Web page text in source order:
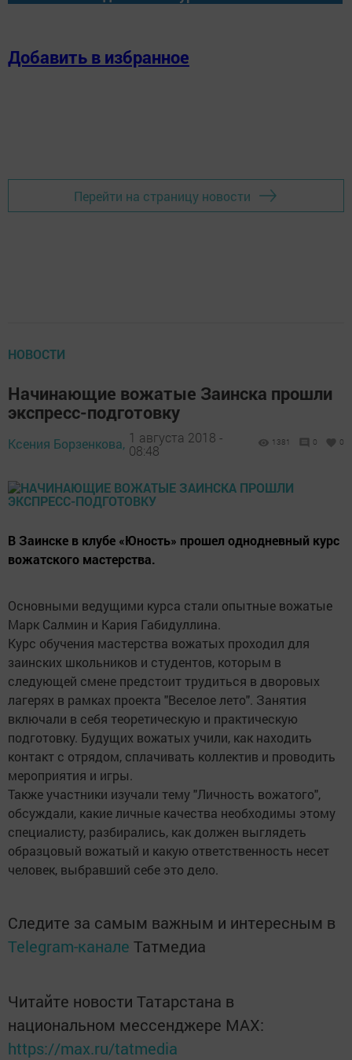
Добавить в избранное
Перейти на страницу новости
НОВОСТИ
Начинающие вожатые Заинска прошли
экспресс-подготовку
Ксения Борзенкова, 1 августа 2018 -
08:48
1381 0 0
В Заинске в клубе «Юность» прошел однодневный курс
вожатского мастерства.
Основными ведущими курса стали опытные вожатые
Марк Салмин и Кария Габидуллина.
Курс обучения мастерства вожатых проходил для
заинских школьников и студентов, которым в
следующей смене предстоит трудиться в дворовых
лагерях в рамках проекта "Веселое лето". Занятия
включали в себя теоретическую и практическую
подготовку. Будущих вожатых учили, как находить
контакт с отрядом, сплачивать коллектив и проводить
мероприятия и игры.
Также участники изучали тему "Личность вожатого",
обсуждали, какие личные качества необходимы этому
специалисту, разбирались, как должен выглядеть
образцовый вожатый и какую ответственность несет
человек, выбравший себе это дело.
Следите за самым важным и интересным в
Telegram-канале Татмедиа
Читайте новости Татарстана в
национальном мессенджере MАХ:
https://max.ru/tatmedia